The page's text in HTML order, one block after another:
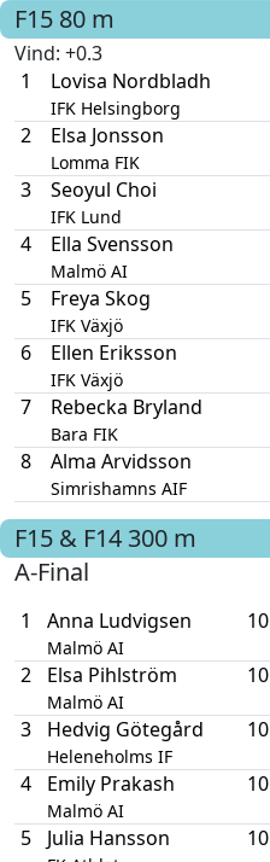
F15 80 m
Vind: +0.3
1
Lovisa Nordbladh
IFK Helsingborg
2 Elsa Jonsson
Lomma FIK
3 Seoyul Choi
IFK Lund
4 Ella Svensson
Malmö AI
5 Freya Skog
IFK Växjö
6 Ellen Eriksson
IFK Växjö
7 Rebecka Bryland
Bara FIK
8 Alma Arvidsson
Simrishamns AIF
F15 & F14 300 m
A-Final
1 Anna Ludvigsen
Malmö AI
10
2 Elsa Pihlström
Malmö AI
10
3 Hedvig Götegård
Heleneholms IF
10
4 Emily Prakash
Malmö AI
10
5 Julia Hansson 10